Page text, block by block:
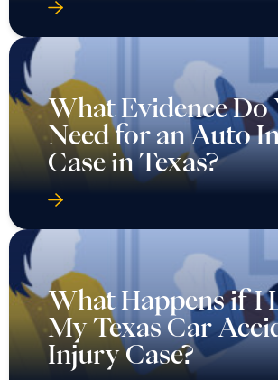
What Evidence Do
Need for an Auto
Case in Texas?
What Happens if I
My Texas Car
Injury Case?